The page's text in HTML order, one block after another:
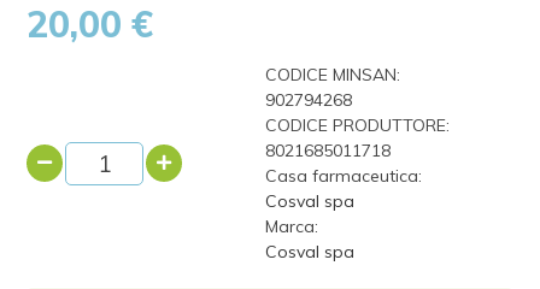
20,00 €
CODICE MINSAN:
902794268
CODICE PRODUTTORE:
8021685011718
Casa farmaceutica:
Cosval spa
Marca:
Cosval spa